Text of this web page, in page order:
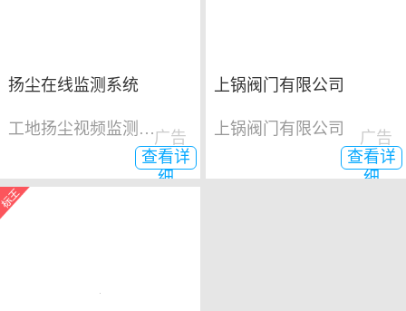
扬尘在线监测系统
工地扬尘视频监测系统
查看详
细
广告
上锅阀门有限公司
上锅阀门有限公司
查看详
细
广告